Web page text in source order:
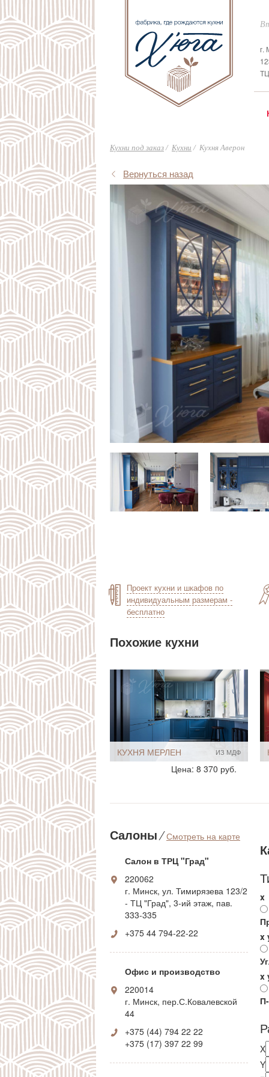
г.
Кухни под заказ Кухни Кухня Аверон
Вернуться назад
Проект кухни и шкафов по
индивидуальным размерам -
бесплатно
Похожие кухни
ИЗ МДФ
КУХНЯ МЕРЛЕН
Классические
Мебель - тип:Угловая
Цена: 8 370 руб.
Салоны⁄Смотреть на карте
Салон в ТРЦ "Град"
220062
г. Минск, ул. Тимирязева 123/2
- ТЦ "Град", 3-ий этаж, пав.
333-335
+375 44 794-22-22
Офис и производство
220014
г. Минск, пер.С.Ковалевской
44
+375 (44) 794 22 22
+375 (17) 397 22 99
x
x
x
X
Y